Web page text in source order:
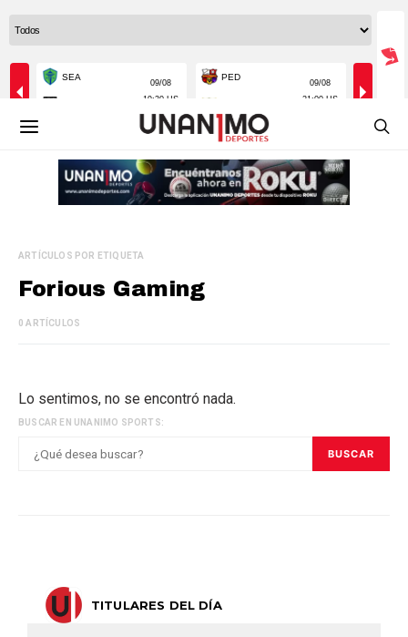
ARTÍCULOS POR ETIQUETA
Forious Gaming
0 ARTÍCULOS
Lo sentimos, no se encontró nada.
BUSCAR EN UNANIMO SPORTS:
BUSCAR
TITULARES DEL DÍA